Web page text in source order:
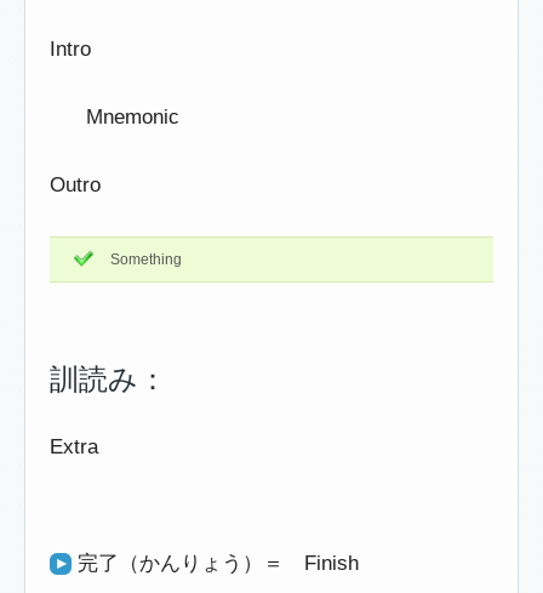
Intro
Mnemonic
Outro
Something
訓読み：
Extra
完了（かんりょう）＝ Finish